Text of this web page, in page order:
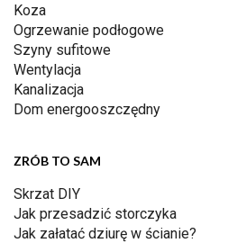
Koza
Ogrzewanie podłogowe
Szyny sufitowe
Wentylacja
Kanalizacja
Dom energooszczędny
ZRÓB TO SAM
Skrzat DIY
Jak przesadzić storczyka
Jak załatać dziurę w ścianie?